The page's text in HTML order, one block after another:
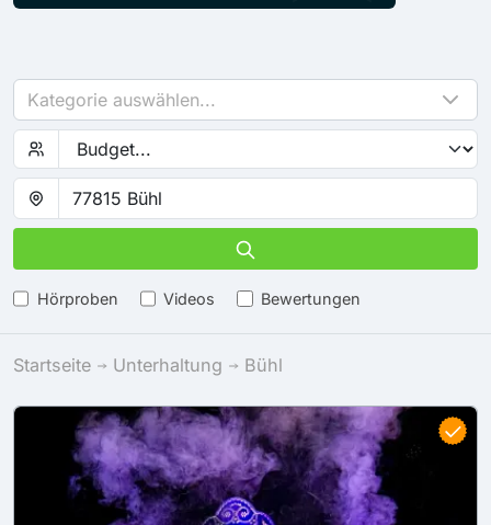
Kategorie auswählen...
Hörproben Videos Bewertungen
Startseite Unterhaltung Bühl